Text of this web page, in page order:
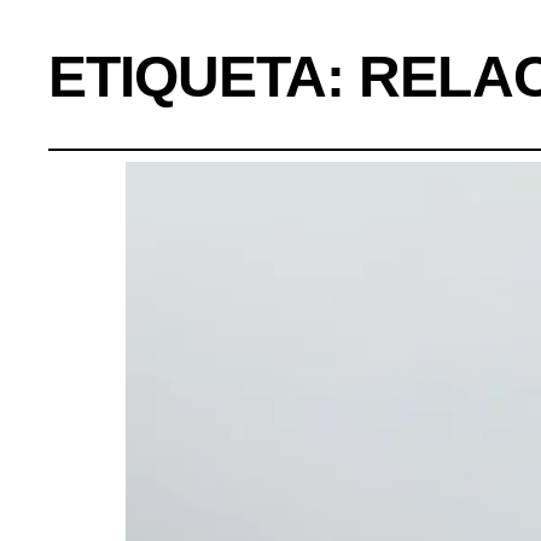
ETIQUETA: